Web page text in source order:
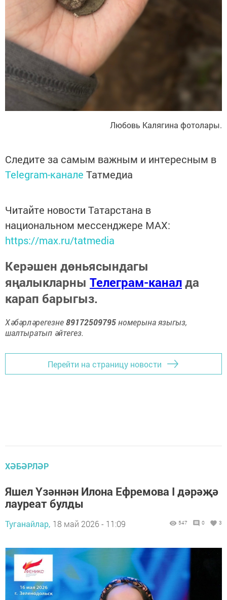
Любовь Калягина фотолары.
Следите за самым важным и интересным в
Telegram-канале Татмедиа
Читайте новости Татарстана в
национальном мессенджере MАХ:
https://max.ru/tatmedia
Керәшен дөньясындагы
яңалыкларны Телеграм-каналда
карап барыгыз.
Хәбәрләрегезне89172509795номерына языгыз,
шалтыратып әйтегез.
Перейти на страницу новости
ХӘБӘРЛӘР
Яшел Үзәннән Илона Ефремова I дәрәҗә
лауреат булды
Туганайлар, 18 май 2026 - 11:09 547 0 3